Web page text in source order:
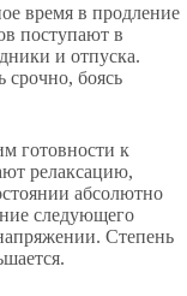
время в продление
поступают в
и отпуска.
срочно, боясь
готовности к
релаксацию,
абсолютно
следующего
Степень